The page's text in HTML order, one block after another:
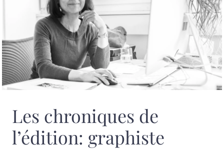
Les chroniques de
l’édition: graphiste